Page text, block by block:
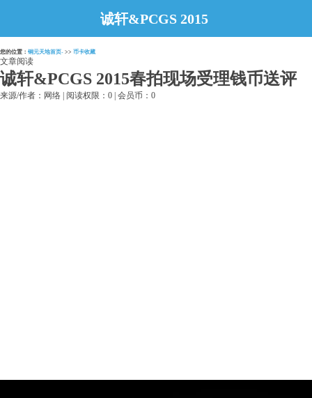
诚轩&PCGS 2015
春拍现场受理钱币
您的位置： 铜元天地首页- >> 币卡收藏
文章阅读
诚轩&PCGS 2015春拍现场受理钱币送评
来源/作者：网络 | 阅读权限：0 | 会员币：0